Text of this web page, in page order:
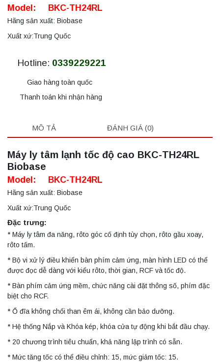
Model: BKC-TH24RL
Hãng sản xuất: Biobase
Xuất xứ:Trung Quốc
Hotline: 0339229221
Giao hàng toàn quốc
Thanh toán khi nhận hàng
MÔ TẢ ĐÁNH GIÁ (0)
Máy ly tâm lạnh tốc độ cao BKC-TH24RL
Biobase
Model: BKC-TH24RL
Hãng sản xuất: Biobase
Xuất xứ:Trung Quốc
Đặc trưng:
* Máy ly tâm đa năng, rôto góc cố định tùy chọn, rôto gầu xoay,
rôto tấm.
* Bộ vi xử lý điều khiển bàn phím cảm ứng, màn hình LED có thể
được đọc dễ dàng với kiểu rôto, thời gian, RCF và tốc độ.
* Bàn phím cảm ứng mềm, chức năng cài đặt thông số, phím đặc
biệt cho RCF.
* Ổ đĩa không chổi than êm ái, không cần bảo dưỡng.
* Hệ thống Nắp và Khóa kép, khóa cửa tự động khi bắt đầu chạy.
* 20 chương trình tiêu chuẩn, khả năng lập trình có sẵn.
* Mức tăng tốc có thể điều chỉnh: 15, mức giảm tốc: 15.